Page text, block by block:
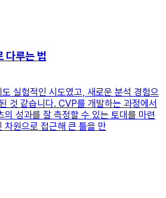
다루는 법
실험적인 시도였고, 새로운 분석 경험으
것 같습니다. CVP를 개발하는 과정에서
의 성과를 잘 측정할 수 있는 토대를 마련
차원으로 접근해 큰 틀을 만